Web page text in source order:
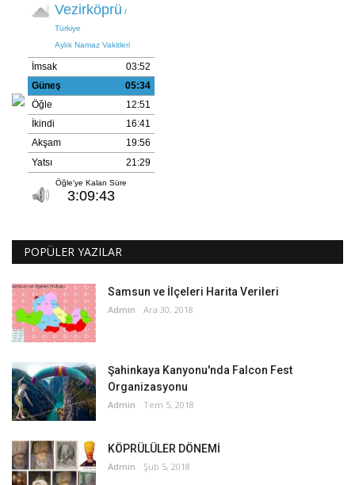
POPÜLER YAZILAR
Samsun ve İlçeleri Harita Verileri
Admin Ara 30, 2018
Şahinkaya Kanyonu'nda Falcon Fest
Organizasyonu
Admin Tem 5, 2018
KÖPRÜLÜLER DÖNEMİ
Admin Şub 5, 2018